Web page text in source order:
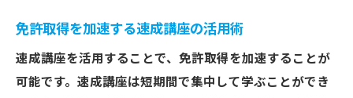
免許取得を加速する速成講座の活用術
速成講座を活用することで、免許取得を加速することが
可能です。速成講座は短期間で集中して学ぶことができ